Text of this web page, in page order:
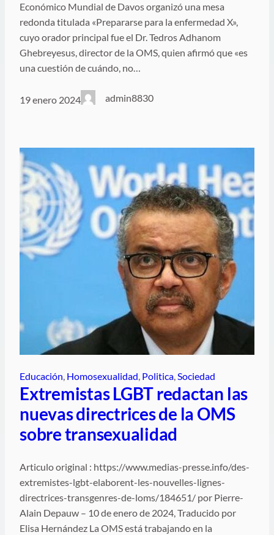
Económico Mundial de Davos organizó una mesa
redonda titulada «Prepararse para la enfermedad X»,
cuyo orador principal fue el Dr. Tedros Adhanom
Ghebreyesus, director de la OMS, quien afirmó que «es
una cuestión de cuándo, no…
19 enero 2024 admin8830
Educación, Homosexualidad, Politica, Sociedad
Extremistas LGBT redactan las
nuevas directrices de la OMS
sobre transexualidad
Articulo original : https://www.medias-presse.info/des-
extremistes-lgbt-elaborent-les-nouvelles-lignes-
directrices-transgenres-de-loms/184651/ por Pierre-
Alain Depauw – 10 de enero de 2024, Traducido por
Elisa Hernández La OMS está trabajando en la